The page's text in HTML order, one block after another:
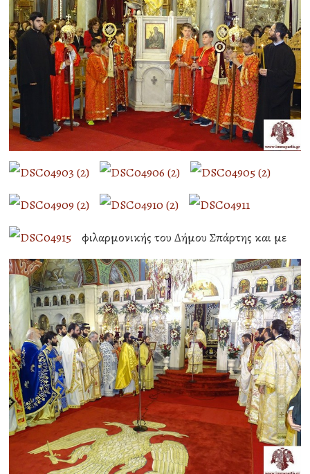
φιλαρμονικής του Δήμου Σπάρτης και με